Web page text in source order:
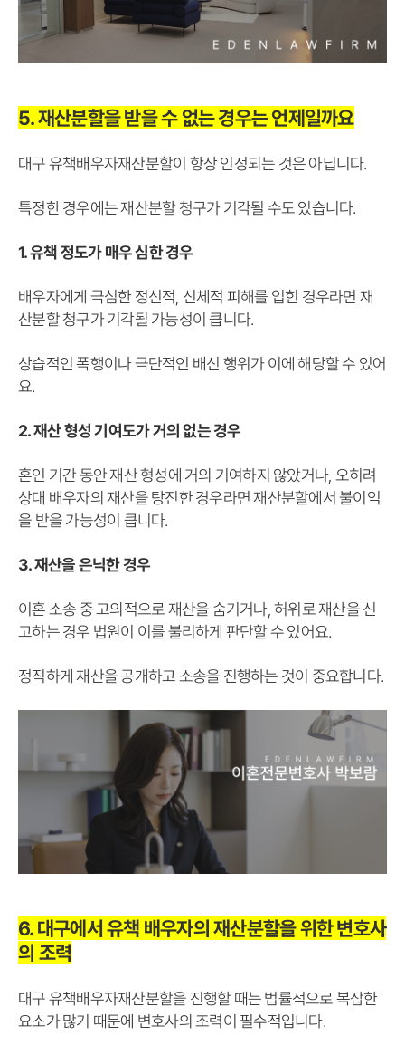
5. 재산분할을 받을 수 없는 경우는 언제일까요
대구 유책배우자재산분할이 항상 인정되는 것은 아닙니다.
특정한 경우에는 재산분할 청구가 기각될 수도 있습니다.
1. 유책 정도가 매우 심한 경우
배우자에게 극심한 정신적, 신체적 피해를 입힌 경우라면 재
산분할 청구가 기각될 가능성이 큽니다.
상습적인 폭행이나 극단적인 배신 행위가 이에 해당할 수 있어
요.
2. 재산 형성 기여도가 거의 없는 경우
혼인 기간 동안 재산 형성에 거의 기여하지 않았거나, 오히려
상대 배우자의 재산을 탕진한 경우라면 재산분할에서 불이익
을 받을 가능성이 큽니다.
3. 재산을 은닉한 경우
이혼 소송 중 고의적으로 재산을 숨기거나, 허위로 재산을 신
고하는 경우 법원이 이를 불리하게 판단할 수 있어요.
정직하게 재산을 공개하고 소송을 진행하는 것이 중요합니다.
6. 대구에서 유책 배우자의 재산분할을 위한 변호사
의 조력
대구 유책배우자재산분할을 진행할 때는 법률적으로 복잡한
요소가 많기 때문에 변호사의 조력이 필수적입니다.